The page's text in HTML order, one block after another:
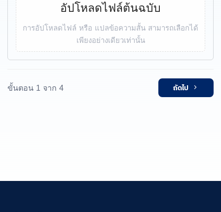
อัปโหลดไฟล์ต้นฉบับ
การอัปโหลดไฟล์ หรือ แปลข้อความสั้น สามารถเลือกได้
เพียงอย่างเดียวเท่านั้น
ขั้นตอน 1 จาก 4 ถัดไป